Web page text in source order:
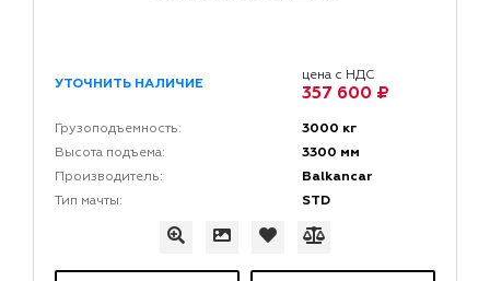
УТОЧНИТЬ НАЛИЧИЕ
цена с НДС
357 600 ₽
Грузоподъемность: 3000 кг
Высота подъема: 3300 мм
Производитель: Balkancar
Тип мачты: STD